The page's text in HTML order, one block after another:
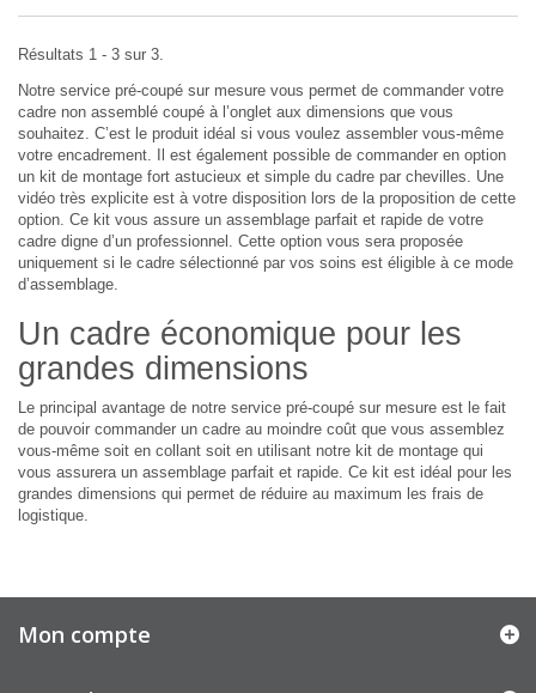
Résultats 1 - 3 sur 3.
Notre service pré-coupé sur mesure vous permet de commander votre
cadre non assemblé coupé à l’onglet aux dimensions que vous
souhaitez. C’est le produit idéal si vous voulez assembler vous-même
votre encadrement. Il est également possible de commander en option
un kit de montage fort astucieux et simple du cadre par chevilles. Une
vidéo très explicite est à votre disposition lors de la proposition de cette
option. Ce kit vous assure un assemblage parfait et rapide de votre
cadre digne d’un professionnel. Cette option vous sera proposée
uniquement si le cadre sélectionné par vos soins est éligible à ce mode
d’assemblage.
Un cadre économique pour les
grandes dimensions
Le principal avantage de notre service pré-coupé sur mesure est le fait
de pouvoir commander un cadre au moindre coût que vous assemblez
vous-même soit en collant soit en utilisant notre kit de montage qui
vous assurera un assemblage parfait et rapide. Ce kit est idéal pour les
grandes dimensions qui permet de réduire au maximum les frais de
logistique.
Mon compte